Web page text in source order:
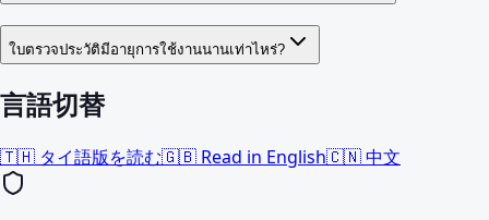
ใบตรวจประวัติมีอายุการใช้งานนานเท่าไหร่?
言語切替
🇹🇭 タイ語版を読む🇬🇧 Read in English🇨🇳 中文